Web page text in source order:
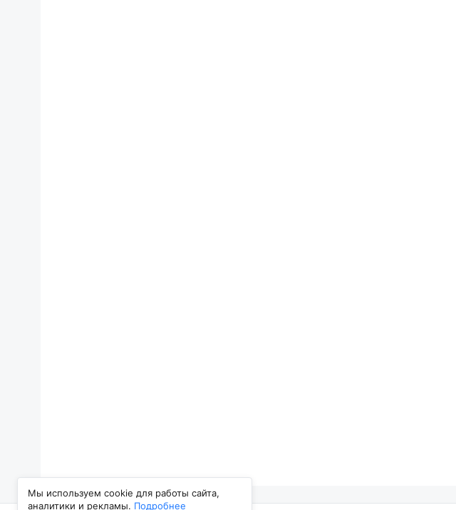
Мы используем cookie для работы сайта,
аналитики и рекламы. Подробнее